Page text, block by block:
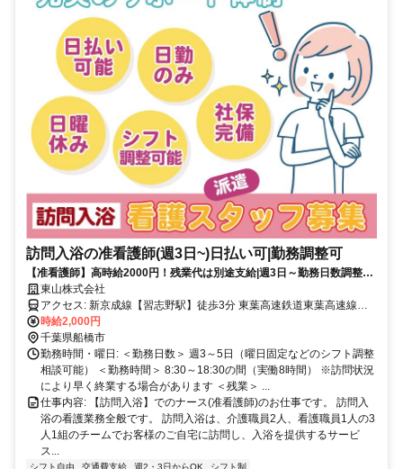
訪問入浴の准看護師(週3日~)日払い可|勤務調整可
【准看護師】高時給2000円！残業代は別途支給|週3日～勤務日数調整可|
休業補償有|社会保険加入可【習志野駅】(17954-65-12)
東山株式会社
アクセス: 新京成線【習志野駅】徒歩3分 東葉高速鉄道東葉高速線、
新京成線【北習志野駅】徒歩10分
時給2,000円
千葉県船橋市
勤務時間・曜日: ＜勤務日数＞ 週3～5日（曜日固定などのシフト調整
相談可能） ＜勤務時間＞ 8:30～18:30の間（実働8時間） ※訪問状況
により早く終業する場合があります ＜残業＞ ...
仕事内容: 【訪問入浴】でのナース(准看護師)のお仕事です。 訪問入
浴の看護業務全般です。 訪問入浴は、介護職員2人、看護職員1人の3
人1組のチームでお客様のご自宅に訪問し、入浴を提供するサービ
ス...
シフト自由 交通費支給 週2・3日からOK シフト制